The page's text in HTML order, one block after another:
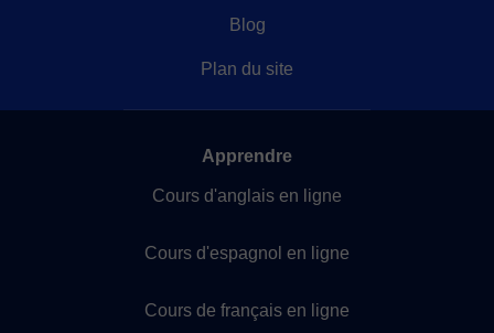
Blog
Plan du site
Apprendre
Cours d'anglais en ligne
Cours d'espagnol en ligne
Cours de français en ligne